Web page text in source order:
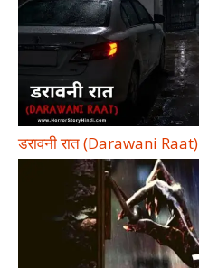
डरावनी रात (Darawani Raat)